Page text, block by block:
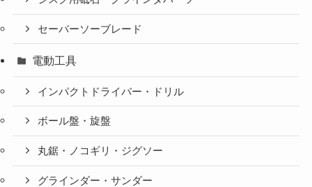
セーバーソーブレード
電動工具
インパクトドライバー・ドリル
ボール盤・旋盤
丸鋸・ノコギリ・ジグソー
グラインダー・サンダー